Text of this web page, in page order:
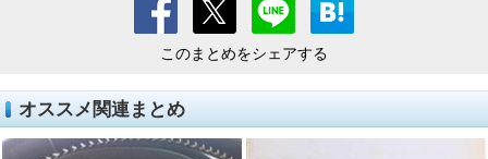
このまとめをシェアする
オススメ関連まとめ